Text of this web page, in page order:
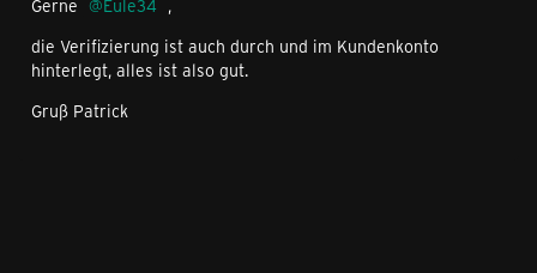
Gerne Eule34 ,
die Verifizierung ist auch durch und im Kundenkonto
hinterlegt, alles ist also gut.
Gruß Patrick